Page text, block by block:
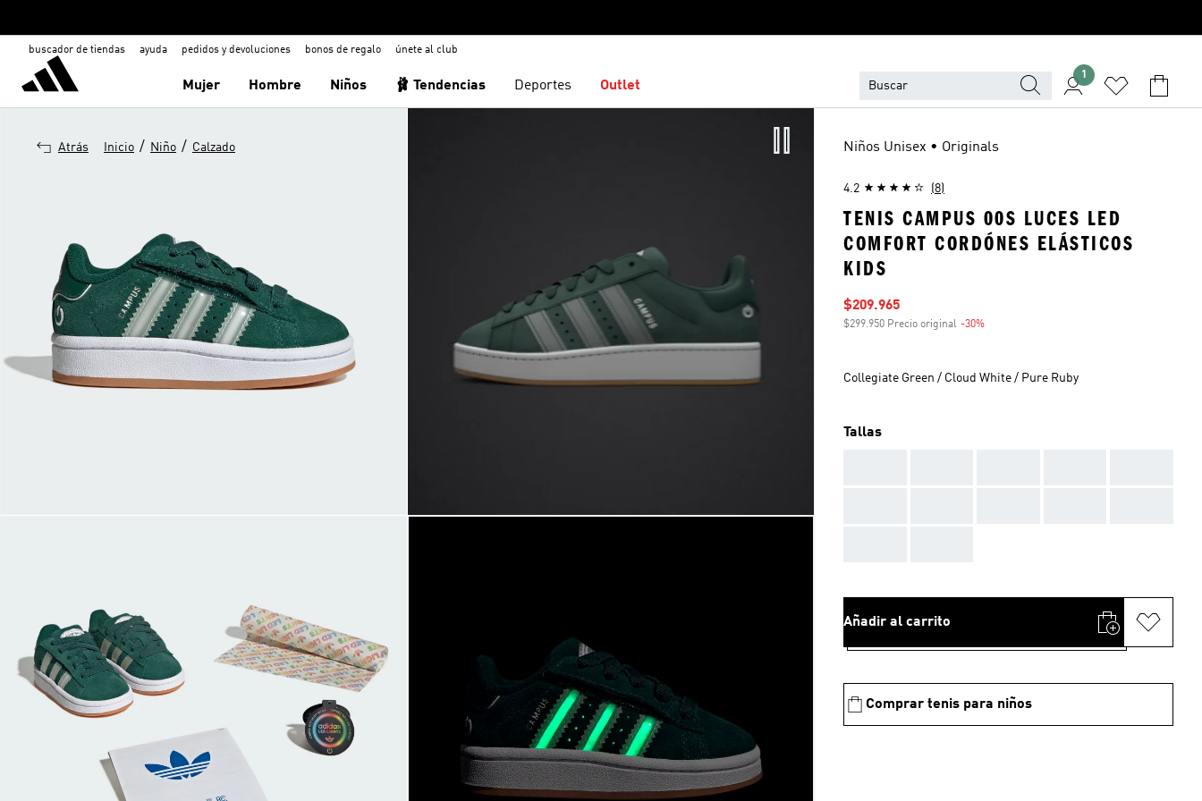
buscador de tiendas ayuda pedidos y devoluciones bonos de regalo únete al club
Mujer Hombre Niños 🩰 Tendencias Deportes Outlet
1
Atrás Inicio / Niño / Calzado Niños Unisex • Originals
4.2 (8)
TENIS CAMPUS 00S LUCES LED
COMFORT CORDÓNES ELÁSTICOS
KIDS
Precio de venta
$209.965
$299.950 Precio original -30%
Collegiate Green / Cloud White / Pure Ruby
Tallas
Añadir al carrito
Comprar tenis para niños